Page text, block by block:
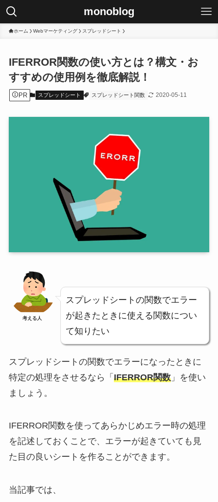
monoblog
ホーム Webマーケティング スプレッドシート
IFERROR関数の使い方とは？構文・お
すすめの使用例を徹底解説！
PR スプレッドシート スプレッドシート関数 2020-05-11
考える人
スプレッドシートの関数でエラー
が起きたときに使える関数につい
て知りたい
スプレッドシートの関数でエラーになったときに
特定の処理をさせるなら「 IFERROR関数」を使い
ましょう。
IFERROR関数を使ってあらかじめエラー時の処理
を記述しておくことで、エラーが起きていても見
た目の良いシートを作ることができます。
当記事では、